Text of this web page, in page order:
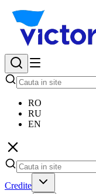
RO
RU
EN
Credite